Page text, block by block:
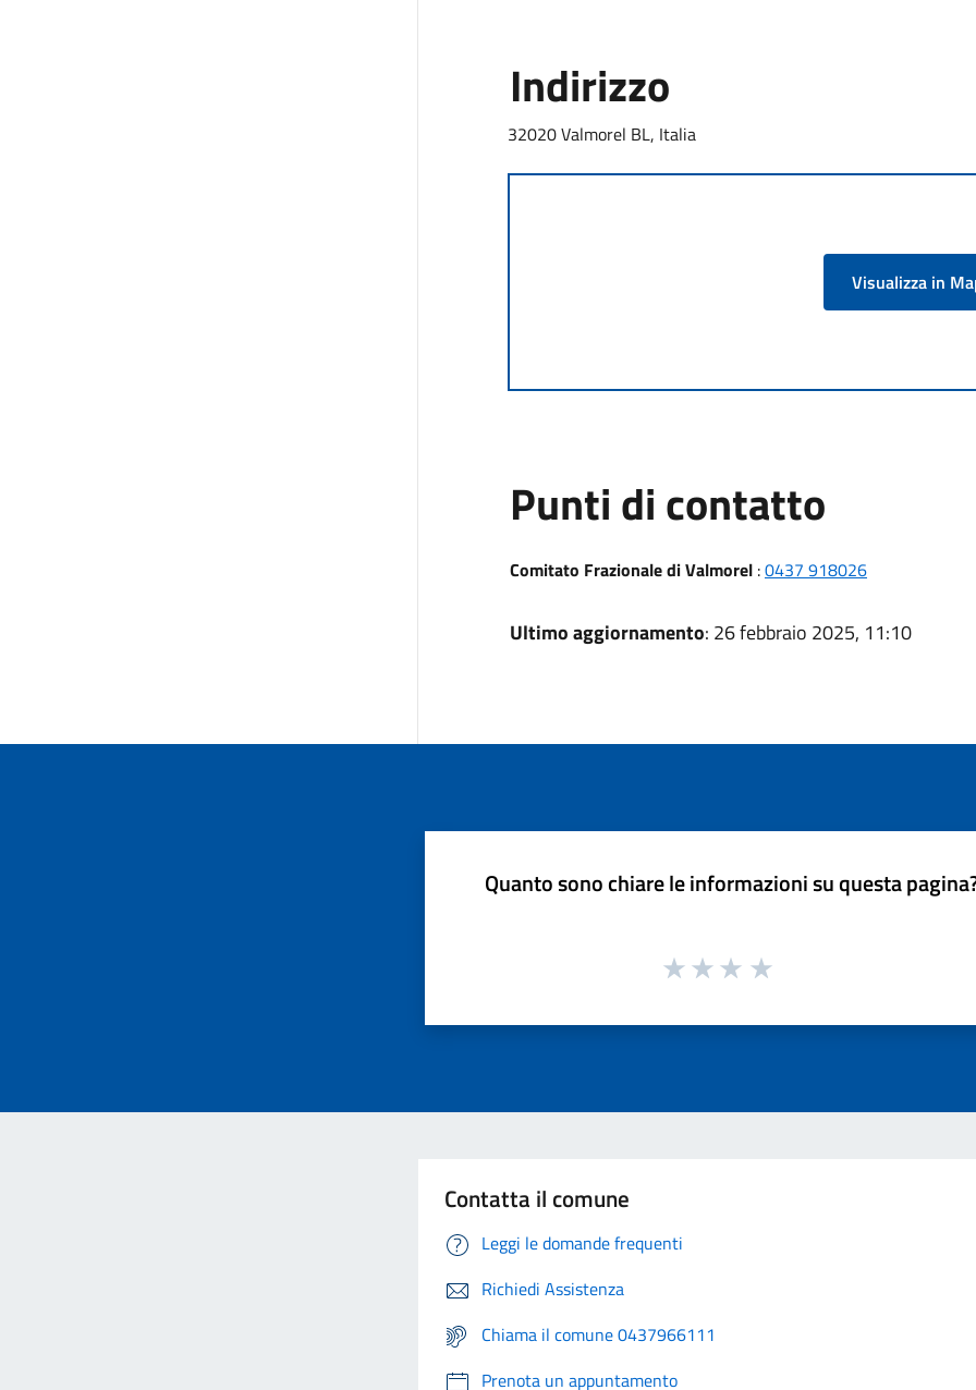
Indirizzo
32020 Valmorel BL, Italia
Visualizza in
Punti di contatto
Comitato Frazionale di Valmorel:0437 918026
Ultimo aggiornamento: 26 febbraio 2025, 11:10
Quanto sono chiare le informazioni su questa
Contatta il comune
Leggi le domande frequenti
Richiedi Assistenza
Chiama il comune 0437966111
Prenota un appuntamento